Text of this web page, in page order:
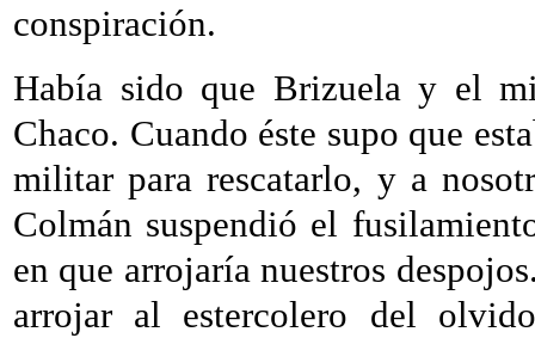
conspiración.
Había sido que Brizuela y el
Chaco. Cuando éste supo que
militar para rescatarlo, y a
Colmán suspendió el
en que arrojaría nuestros
arrojar al estercolero del